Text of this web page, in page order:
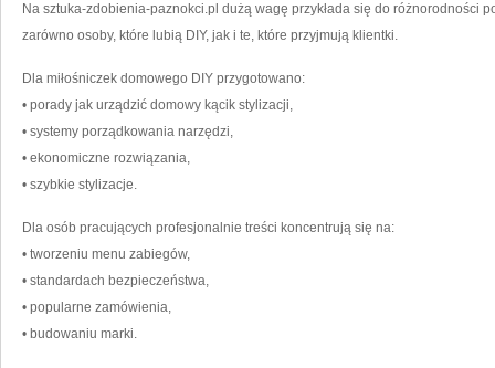
Na sztuka-zdobienia-paznokci.pl dużą wagę przykłada się do różnorodności
zarówno osoby, które lubią DIY, jak i te, które przyjmują klientki.
Dla miłośniczek domowego DIY przygotowano:
• porady jak urządzić domowy kącik stylizacji,
• systemy porządkowania narzędzi,
• ekonomiczne rozwiązania,
• szybkie stylizacje.
Dla osób pracujących profesjonalnie treści koncentrują się na:
• tworzeniu menu zabiegów,
• standardach bezpieczeństwa,
• popularne zamówienia,
• budowaniu marki.